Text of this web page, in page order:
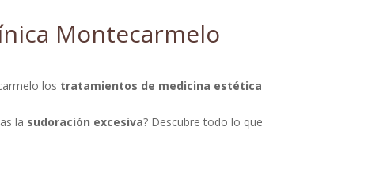
Montecarmelo
los tratamientos de medicina estética
la sudoración excesiva? Descubre todo lo que